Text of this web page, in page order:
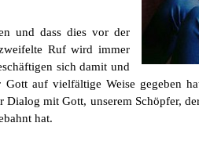
und dass dies vor der
Ruf wird immer
sich damit und
auf vielfältige Weise gegeben
mit Gott, unserem Schöpfer,
hat.